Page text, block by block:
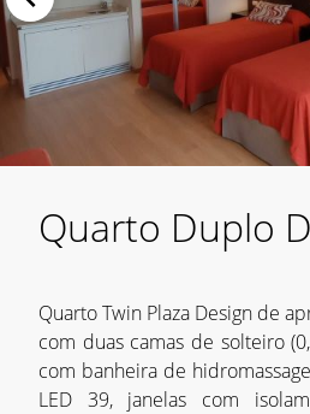
Quarto Duplo
Quarto Twin Plaza Design de
com duas camas de solteiro
com banheira de
LED 39, janelas com